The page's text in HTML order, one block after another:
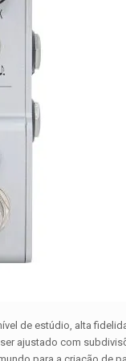
de estúdio, alta
ajustado com